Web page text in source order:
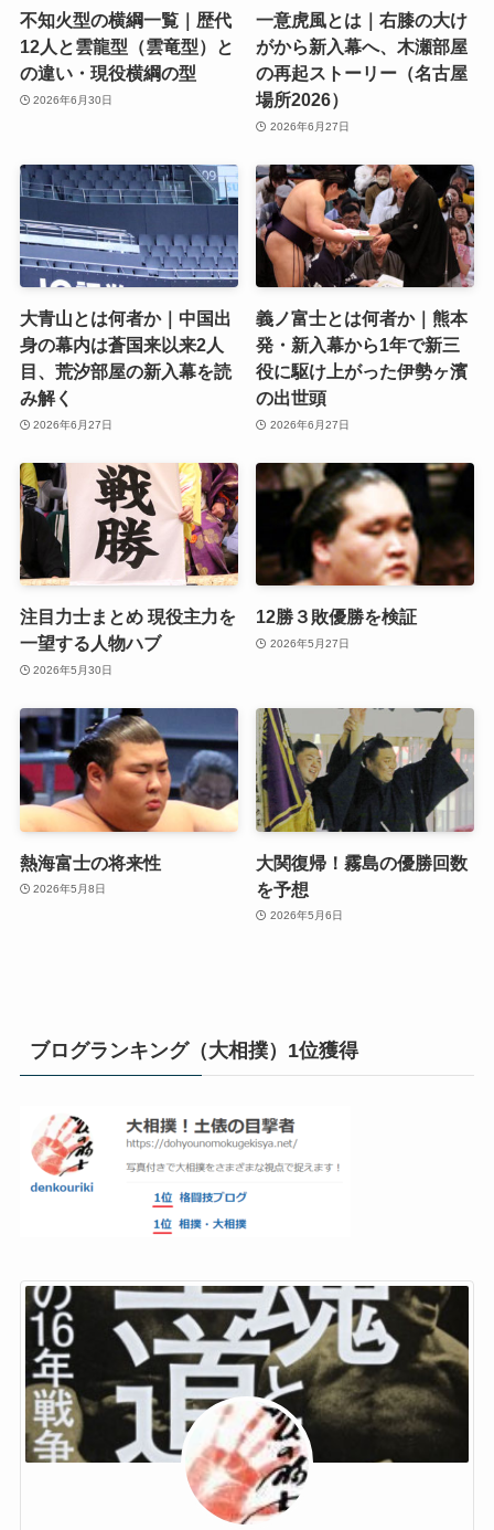
不知火型の横綱一覧｜歴代
12人と雲龍型（雲竜型）と
の違い・現役横綱の型
2026年6月30日
一意虎風とは｜右膝の大け
がから新入幕へ、木瀬部屋
の再起ストーリー（名古屋
場所2026）
2026年6月27日
大青山とは何者か｜中国出
身の幕内は蒼国来以来2人
目、荒汐部屋の新入幕を読
み解く
2026年6月27日
義ノ富士とは何者か｜熊本
発・新入幕から1年で新三
役に駆け上がった伊勢ヶ濱
の出世頭
2026年6月27日
注目力士まとめ 現役主力を
一望する人物ハブ
2026年5月30日
12勝３敗優勝を検証
2026年5月27日
熱海富士の将来性
2026年5月8日
大関復帰！霧島の優勝回数
を予想
2026年5月6日
ブログランキング（大相撲）1位獲得